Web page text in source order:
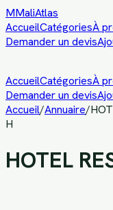
MMaliAtlas
AccueilCatégoriesÀ
Demander un devis
AccueilCatégoriesÀ
Demander un devis
Accueil/Annuaire/
H
HOTEL